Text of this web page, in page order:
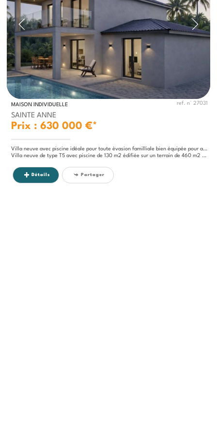
MAISON INDIVIDUELLE ref. n° 27031
SAINTE ANNE
Prix : 630 000 €*
Villa neuve avec piscine idéale pour toute èvasion familliale bien équipée pour aussi reçevoir des amis
Villa neuve de type T5 avec piscine de 130 m2 édifiée sur un terrain de 460 m2 située au Cap Chevalier 97227 SAINTE-ANNE...
Détails Partager